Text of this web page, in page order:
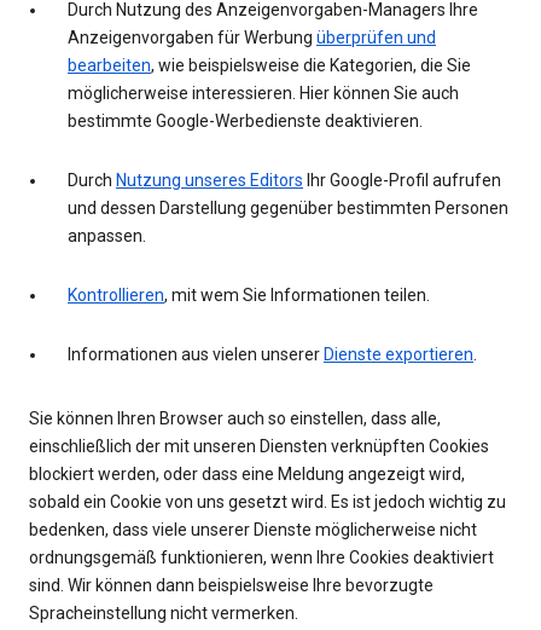
Durch Nutzung des Anzeigenvorgaben-Managers Ihre
Anzeigenvorgaben für Werbung überprüfen und
bearbeiten, wie beispielsweise die Kategorien, die Sie
möglicherweise interessieren. Hier können Sie auch
bestimmte Google-Werbedienste deaktivieren.
Durch Nutzung unseres Editors Ihr Google-Profil aufrufen
und dessen Darstellung gegenüber bestimmten Personen
anpassen.
Kontrollieren, mit wem Sie Informationen teilen.
Informationen aus vielen unserer Dienste exportieren.
Sie können Ihren Browser auch so einstellen, dass alle,
einschließlich der mit unseren Diensten verknüpften Cookies
blockiert werden, oder dass eine Meldung angezeigt wird,
sobald ein Cookie von uns gesetzt wird. Es ist jedoch wichtig zu
bedenken, dass viele unserer Dienste möglicherweise nicht
ordnungsgemäß funktionieren, wenn Ihre Cookies deaktiviert
sind. Wir können dann beispielsweise Ihre bevorzugte
Spracheinstellung nicht vermerken.